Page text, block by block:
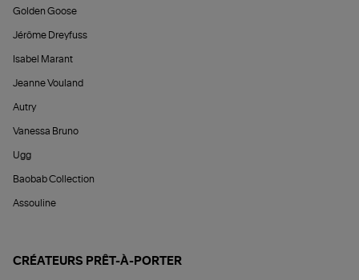
Golden Goose
Jérôme Dreyfuss
Isabel Marant
Jeanne Vouland
Autry
Vanessa Bruno
Ugg
Baobab Collection
Assouline
CRÉATEURS PRÊT-À-PORTER